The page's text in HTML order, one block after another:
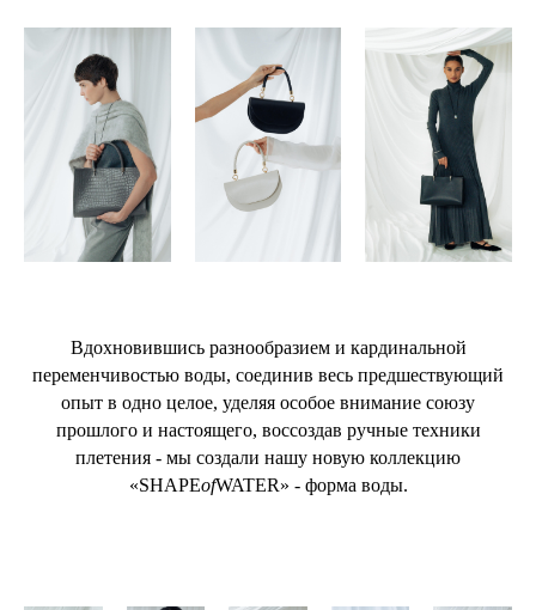
Вдохновившись разнообразием и кардинальной
переменчивостью воды, соединив весь предшествующий
опыт в одно целое, уделяя особое внимание союзу
прошлого и настоящего, воссоздав ручные техники
плетения - мы создали нашу новую коллекцию
«SHAPEofWATER» - форма воды.